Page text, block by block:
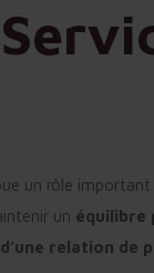
un rôle important
un équilibre
relation de